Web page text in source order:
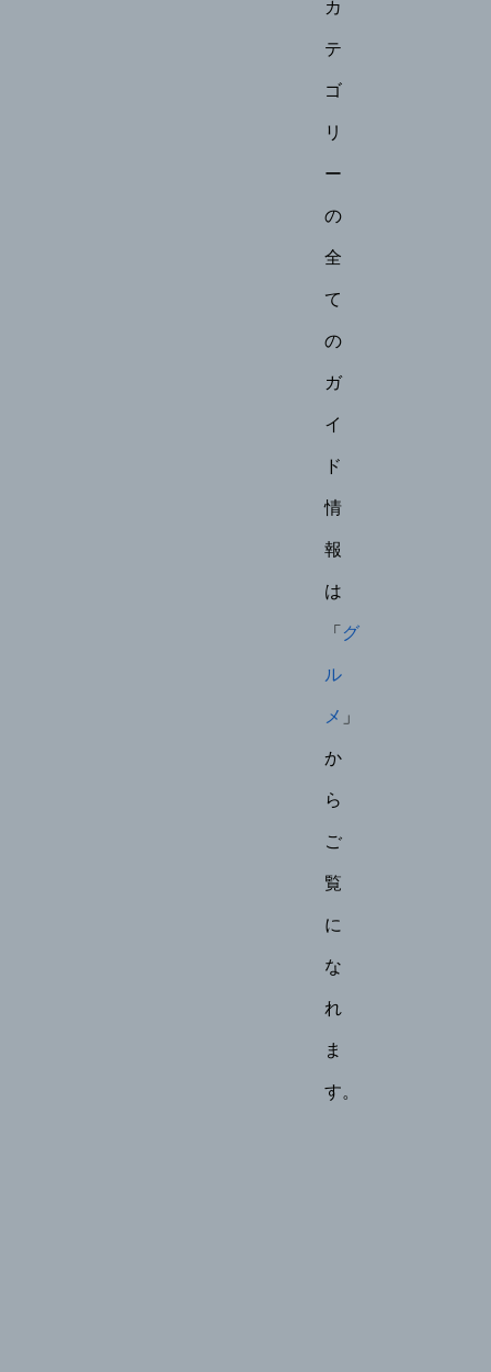
カ
テ
ゴ
リ
ー
の
全
て
の
ガ
イ
ド
情
報
は
「グ
ル
メ 」
か
ら
ご
覧
に
な
れ
ま
す。